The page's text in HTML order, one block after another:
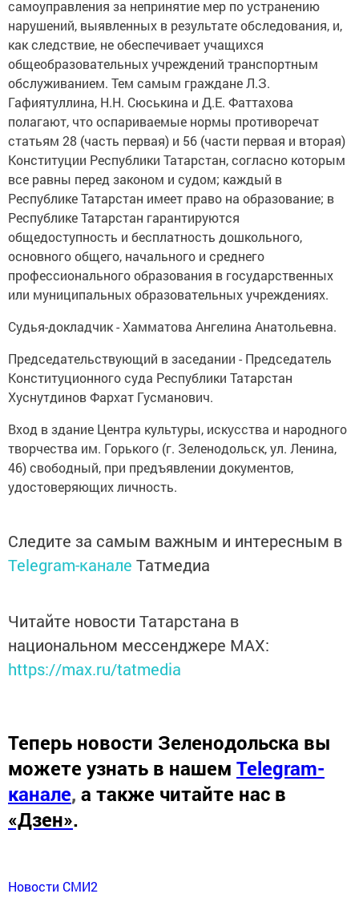
самоуправления за непринятие мер по устранению
нарушений, выявленных в результате обследования, и,
как следствие, не обеспечивает учащихся
общеобразовательных учреждений транспортным
обслуживанием. Тем самым граждане Л.З.
Гафиятуллина, Н.Н. Сюськина и Д.Е. Фаттахова
полагают, что оспариваемые нормы противоречат
статьям 28 (часть первая) и 56 (части первая и вторая)
Конституции Республики Татарстан, согласно которым
все равны перед законом и судом; каждый в
Республике Татарстан имеет право на образование; в
Республике Татарстан гарантируются
общедоступность и бесплатность дошкольного,
основного общего, начального и среднего
профессионального образования в государственных
или муниципальных образовательных учреждениях.
Судья-докладчик - Хамматова Ангелина Анатольевна.
Председательствующий в заседании - Председатель
Конституционного суда Республики Татарстан
Хуснутдинов Фархат Гусманович.
Вход в здание Центра культуры, искусства и народного
творчества им. Горького (г. Зеленодольск, ул. Ленина,
46) свободный, при предъявлении документов,
удостоверяющих личность.
Следите за самым важным и интересным в
Telegram-канале Татмедиа
Читайте новости Татарстана в
национальном мессенджере MАХ:
https://max.ru/tatmedia
Теперь новости Зеленодольска вы
можете узнать в нашем Telegram-
канале, а также читайте нас в
«Дзен».
Новости СМИ2